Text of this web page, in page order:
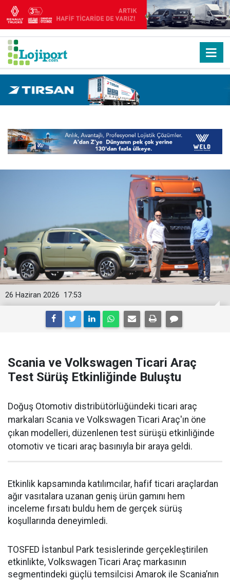
17:53
26 Haziran 2026
Scania ve Volkswagen Ticari Araç
Test Sürüş Etkinliğinde Buluştu
Doğuş Otomotiv distribütörlüğündeki ticari araç
markaları Scania ve Volkswagen Ticari Araç'ın öne
çıkan modelleri, düzenlenen test sürüşü etkinliğinde
otomotiv ve ticari araç basınıyla bir araya geldi.
Etkinlik kapsamında katılımcılar, hafif ticari araçlardan
ağır vasıtalara uzanan geniş ürün gamını hem
inceleme fırsatı buldu hem de gerçek sürüş
koşullarında deneyimledi.
TOSFED İstanbul Park tesislerinde gerçekleştirilen
etkinlikte, Volkswagen Ticari Araç markasının
segmentindeki güçlü temsilcisi Amarok ile Scania’nın